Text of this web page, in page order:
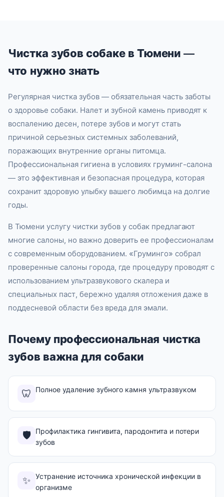
Чистка зубов собаке в Тюмени —
что нужно знать
Регулярная чистка зубов — обязательная часть заботы
о здоровье собаки. Налет и зубной камень приводят к
воспалению десен, потере зубов и могут стать
причиной серьезных системных заболеваний,
поражающих внутренние органы питомца.
Профессиональная гигиена в условиях груминг-салона
— это эффективная и безопасная процедура, которая
сохранит здоровую улыбку вашего любимца на долгие
годы.
В Тюмени услугу чистки зубов у собак предлагают
многие салоны, но важно доверить ее профессионалам
с современным оборудованием. «Груминго» собрал
проверенные салоны города, где процедуру проводят с
использованием ультразвукового скалера и
специальных паст, бережно удаляя отложения даже в
поддесневой области без вреда для эмали.
Почему профессиональная чистка
зубов важна для собаки
🦷 Полное удаление зубного камня ультразвуком
🛡️
Профилактика гингивита, пародонтита и потери
зубов
✨ Устранение источника хронической инфекции в
организме